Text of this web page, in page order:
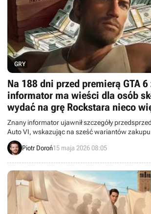
GRY
Na 188 dni przed premierą GTA 6
informator ma wieści dla osób
wydać na grę Rockstara nieco
Znany informator ujawnił szczegóły
Auto VI, wskazując na sześć wariantów zakupu
debiut trzeciego zwiastuna gry.
Piotr Doroń15 maja 2026 08:05